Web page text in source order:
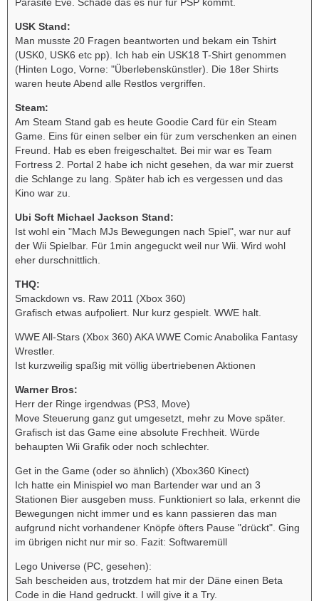
USK Stand:
Man musste 20 Fragen beantworten und bekam ein Tshirt
(USK0, USK6 etc pp). Ich hab ein USK18 T-Shirt genommen
(Hinten Logo, Vorne: "Überlebenskünstler). Die 18er Shirts
waren heute Abend alle Restlos vergriffen.
Steam:
Am Steam Stand gab es heute Goodie Card für ein Steam
Game. Eins für einen selber ein für zum verschenken an einen
Freund. Hab es eben freigeschaltet. Bei mir war es Team
Fortress 2. Portal 2 habe ich nicht gesehen, da war mir zuerst
die Schlange zu lang. Später hab ich es vergessen und das
Kino war zu.
Ubi Soft Michael Jackson Stand:
Ist wohl ein "Mach MJs Bewegungen nach Spiel", war nur auf
der Wii Spielbar. Für 1min angeguckt weil nur Wii. Wird wohl
eher durschnittlich.
THQ:
Smackdown vs. Raw 2011 (Xbox 360)
Grafisch etwas aufpoliert. Nur kurz gespielt. WWE halt.
WWE All-Stars (Xbox 360) AKA WWE Comic Anabolika Fantasy
Wrestler.
Ist kurzweilig spaßig mit völlig übertriebenen Aktionen
Warner Bros:
Herr der Ringe irgendwas (PS3, Move)
Move Steuerung ganz gut umgesetzt, mehr zu Move später.
Grafisch ist das Game eine absolute Frechheit. Würde
behaupten Wii Grafik oder noch schlechter.
Get in the Game (oder so ähnlich) (Xbox360 Kinect)
Ich hatte ein Minispiel wo man Bartender war und an 3
Stationen Bier ausgeben muss. Funktioniert so lala, erkennt die
Bewegungen nicht immer und es kann passieren das man
aufgrund nicht vorhandener Knöpfe öfters Pause "drückt". Ging
im übrigen nicht nur mir so. Fazit: Softwaremüll
Lego Universe (PC, gesehen):
Sah bescheiden aus, trotzdem hat mir der Däne einen Beta
Code in die Hand gedruckt. I will give it a Try.